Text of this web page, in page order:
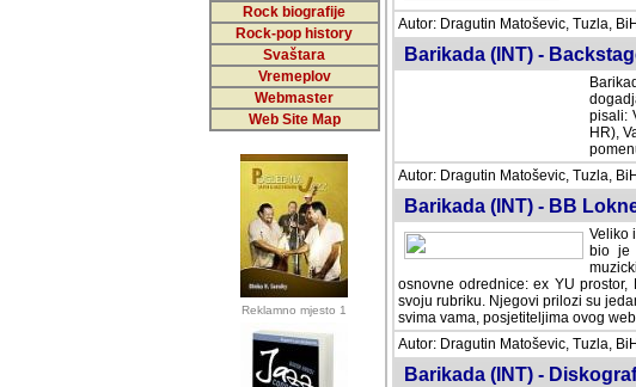
Rock biografije
Rock-pop history
Svaštara
Vremeplov
Webmaster
Web Site Map
Reklamno mjesto 1
Autor: Dragutin Matoševic, Tuzla, BiH.
Barikada (INT) -
pisali:
HR),
Autor: Dragutin Matoševic, Tuzla, BiH.
Barikada (INT) - BB
Veliko
bio je
odrednice: ex YU prostor, Metal
Njegovi prilozi su jedan od
posjetiteljima ovog web portala.
Autor: Dragutin Matoševic, Tuzla, BiH.
Barikada (INT) -